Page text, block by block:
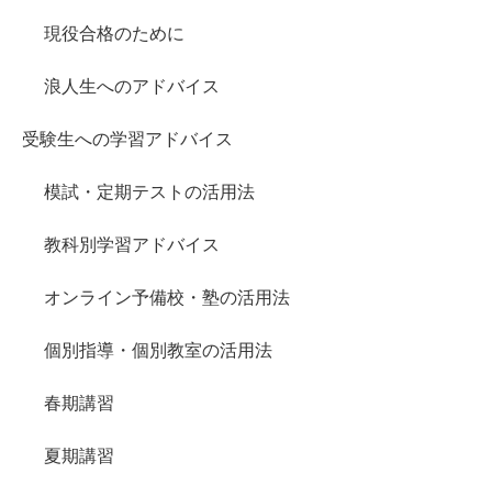
現役合格のために
浪人生へのアドバイス
受験生への学習アドバイス
模試・定期テストの活用法
教科別学習アドバイス
オンライン予備校・塾の活用法
個別指導・個別教室の活用法
春期講習
夏期講習